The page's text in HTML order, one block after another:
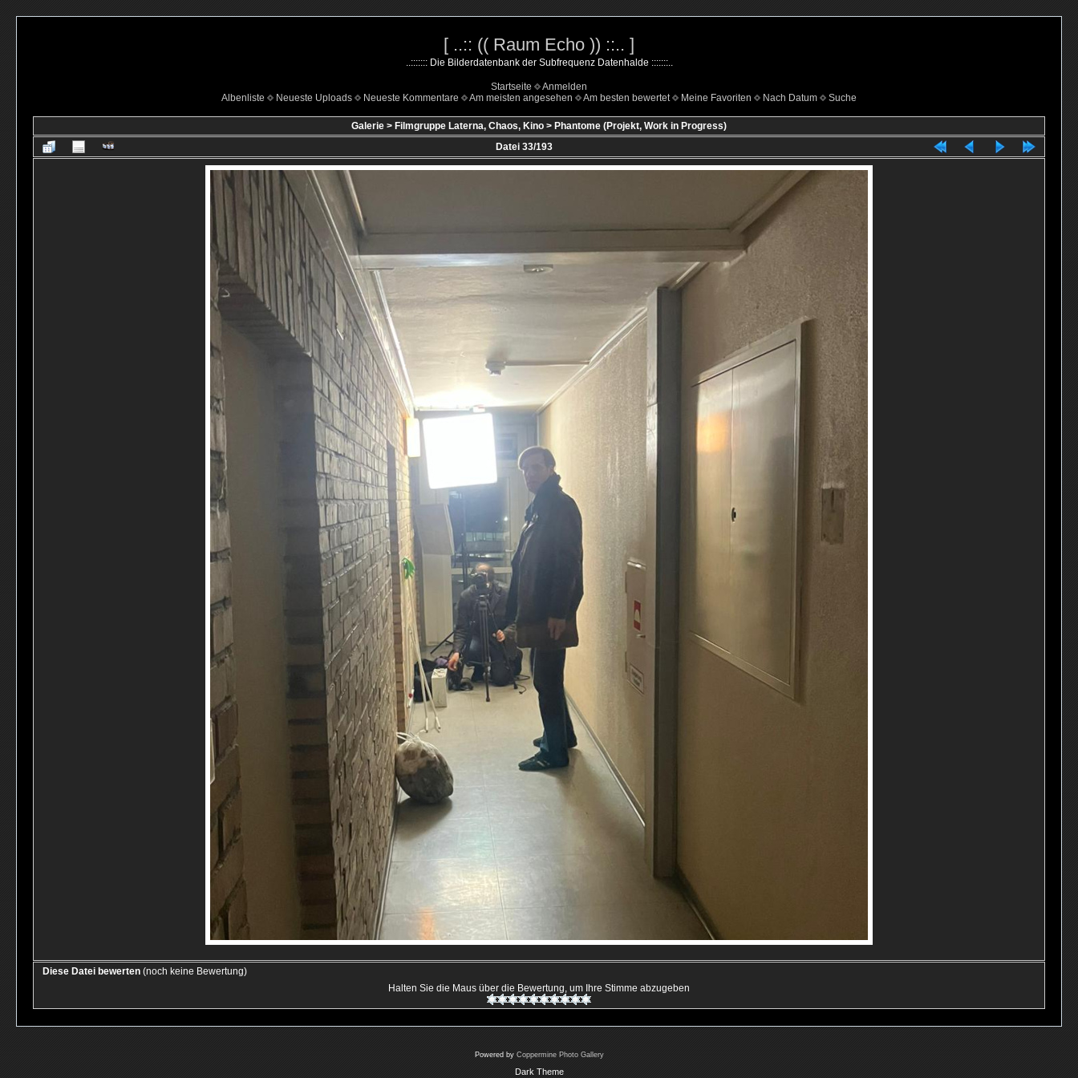
[ ..:: (( Raum Echo )) ::.. ]
..::::::: Die Bilderdatenbank der Subfrequenz Datenhalde :::::::..
Startseite
Anmelden
Albenliste
Neueste Uploads Neueste Kommentare Am meisten angesehen Am besten bewertet Meine Favoriten Nach Datum Suche
Galerie > Filmgruppe Laterna, Chaos, Kino > Phantome (Projekt, Work in Progress)
Datei 33/193
Diese Datei bewerten (noch keine Bewertung)
Halten Sie die Maus über die Bewertung, um Ihre Stimme abzugeben
Powered by Coppermine Photo Gallery
Dark Theme